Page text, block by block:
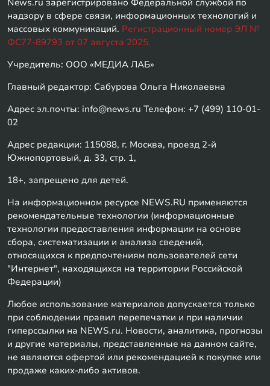
News.ru зарегистрировано Федеральной службой по
надзору в сфере связи, информационных технологий и
массовых коммуникаций. Регистрационный номер ЭЛ №
ФС77-89793 от 07 августа 2025.
Учредитель: ООО «МЕДИА ЛАБ»
Главный редактор: Сабурова Ольга Николаевна
Адрес эл.почты: info@news.ru Телефон: +7 (499) 110-01-
02
Адрес редакции: 115088, г. Москва, проезд 2-й
Южнопортовый, д. 33, стр. 1,
18+, запрещено для детей.
На информационном ресурсе NEWS.RU применяются
рекомендательные технологии (информационные
технологии предоставления информации на основе
сбора, систематизации и анализа сведений,
относящихся к предпочтениям пользователей сети
"Интернет", находящихся на территории Российской
Федерации)
Любое использование материалов допускается только
при соблюдении правил перепечатки и при наличии
гиперссылки на NEWS.ru. Новости, аналитика, прогнозы
и другие материалы, представленные на данном сайте,
не являются офертой или рекомендацией к покупке или
продаже каких-либо активов.